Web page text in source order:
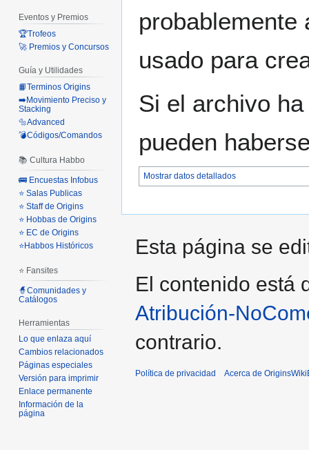
probablemente
usado para
Si el archivo
pueden
Mostrar datos detallados
Eventos y Premios
🏆Trofeos
🚀 Premios y Concursos
Guía y Utilidades
📙Terminos Origins
➡️Movimiento Preciso y
Stacking
🔩Advanced
💣Códigos/Comandos
📚 Cultura Habbo
🚌 Encuestas Infobus
⭐ Salas Publicas
⭐ Staff de Origins
⭐ Hobbas de Origins
⭐ EC de Origins
⭐Habbos Históricos
⭐ Fansites
🧙Comunidades y
Catálogos
Herramientas
Lo que enlaza aquí
Cambios relacionados
Páginas especiales
Versión para imprimir
Enlace permanente
Información de la
página
Esta página se
El contenido está
Atribución-
contrario.
Política de privacidad Acerca de